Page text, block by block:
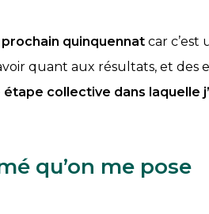
prochain quinquennat car c’est
quant aux résultats, et des
étape collective dans laquelle
qu’on me pose